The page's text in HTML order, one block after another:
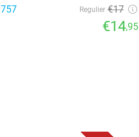
Regulier €17
€14,95